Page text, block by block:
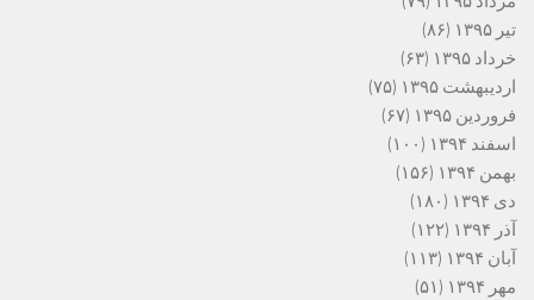
تیر ۱۳۹۵
(۸۶)
خرداد ۱۳۹۵
(۶۳)
اردیبهشت ۱۳۹۵
(۷۵)
فروردین ۱۳۹۵
(۶۷)
اسفند ۱۳۹۴
(۱۰۰)
بهمن ۱۳۹۴
(۱۵۶)
دی ۱۳۹۴
(۱۸۰)
آذر ۱۳۹۴
(۱۲۲)
آبان ۱۳۹۴
(۱۱۳)
مهر ۱۳۹۴
(۵۱)